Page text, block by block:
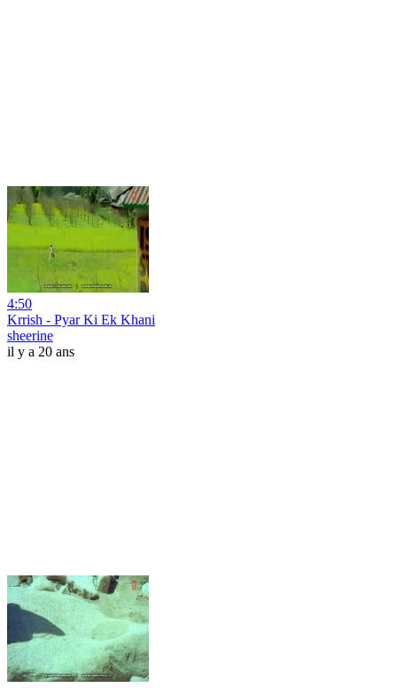
4:50
Krrish - Pyar Ki Ek Khani
sheerine
il y a 20 ans